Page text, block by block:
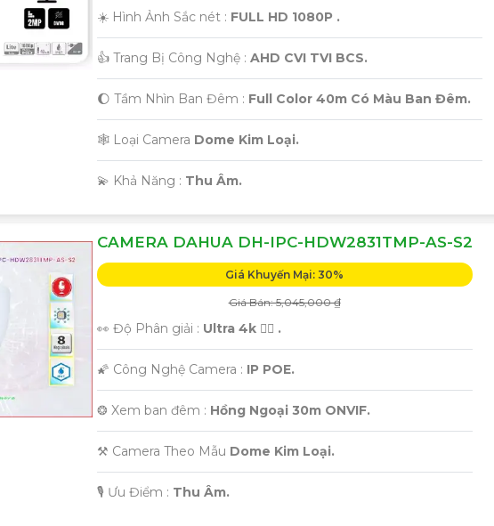
☀️ Hình Ảnh Sắc nét : FULL HD 1080P .
👍 Trang Bị Công Nghệ : AHD CVI TVI BCS.
🌔 Tầm Nhìn Ban Đêm : Full Color 40m Có Màu Ban Đêm.
🕸️ Loại Camera Dome Kim Loại.
️💫 Khả Năng : Thu Âm.
CAMERA DAHUA DH-IPC-HDW2831TMP-AS-S2
Giá Khuyến Mại: 30%
Giá Bán: 5,045,000 ₫
️
👀 Độ Phân giải : Ultra 4k 👍🏾 .
🌠 Công Nghệ Camera : IP POE.
❂ Xem ban đêm : Hồng Ngoại 30m ONVIF.
⚒ Camera Theo Mẫu Dome Kim Loại.
️🎙 Ưu Điểm : Thu Âm.